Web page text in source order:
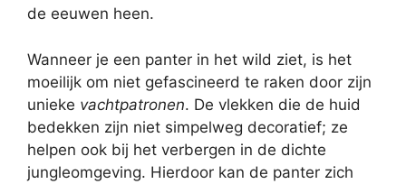
de eeuwen heen.
Wanneer je een panter in het wild ziet, is het
moeilijk om niet gefascineerd te raken door zijn
unieke vachtpatronen. De vlekken die de huid
bedekken zijn niet simpelweg decoratief; ze
helpen ook bij het verbergen in de dichte
jungleomgeving. Hierdoor kan de panter zich